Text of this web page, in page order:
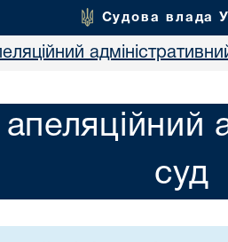
Судова влада
суд